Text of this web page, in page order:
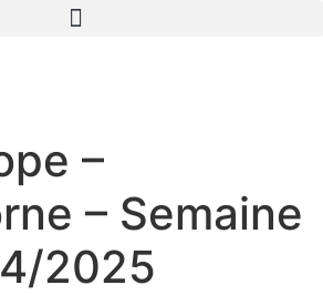
–
– Semaine
2025